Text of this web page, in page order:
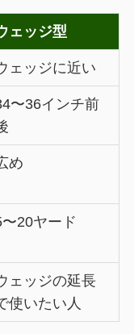
ェッジ型
ェッジに近い
〜36インチ前
め
〜20ヤード
ェッジの延長
使いたい人